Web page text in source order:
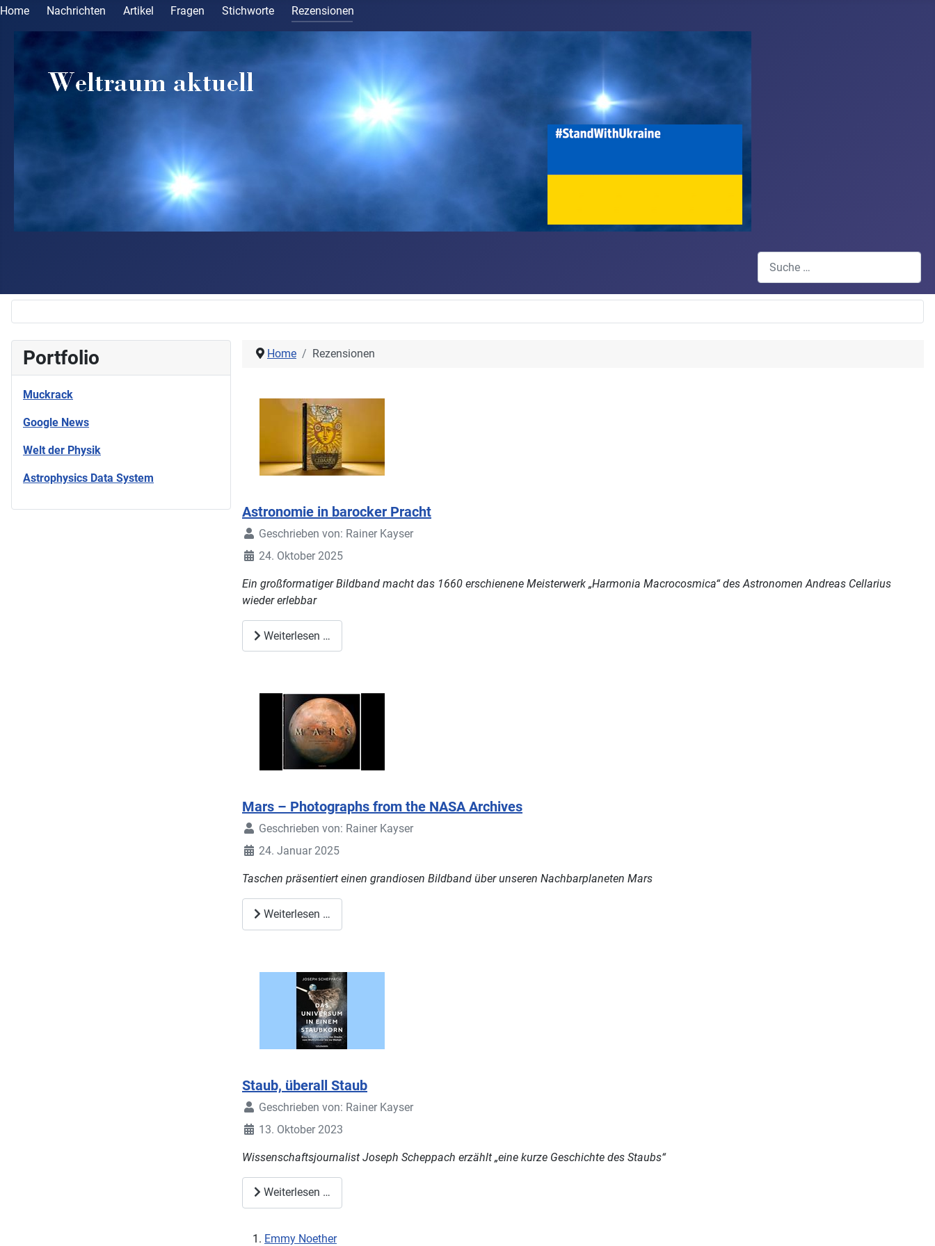
Home Nachrichten Artikel Fragen Stichworte Rezensionen
Suchen
Portfolio
Muckrack
Google News
Welt der Physik
Astrophysics Data System
Home Rezensionen
Astronomie in barocker Pracht
Geschrieben von: Rainer Kayser
24. Oktober 2025
Ein großformatiger Bildband macht das 1660 erschienene Meisterwerk „Harmonia Macrocosmica“ des Astronomen Andreas Cellarius
wieder erlebbar
Weiterlesen …
Mars – Photographs from the NASA Archives
Geschrieben von: Rainer Kayser
24. Januar 2025
Taschen präsentiert einen grandiosen Bildband über unseren Nachbarplaneten Mars
Weiterlesen …
Staub, überall Staub
Geschrieben von: Rainer Kayser
13. Oktober 2023
Wissenschaftsjournalist Joseph Scheppach erzählt „eine kurze Geschichte des Staubs“
Weiterlesen …
Emmy Noether